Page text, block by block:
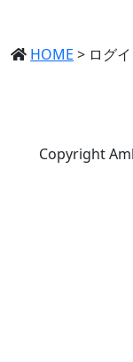
HOME > ログ
Copyright